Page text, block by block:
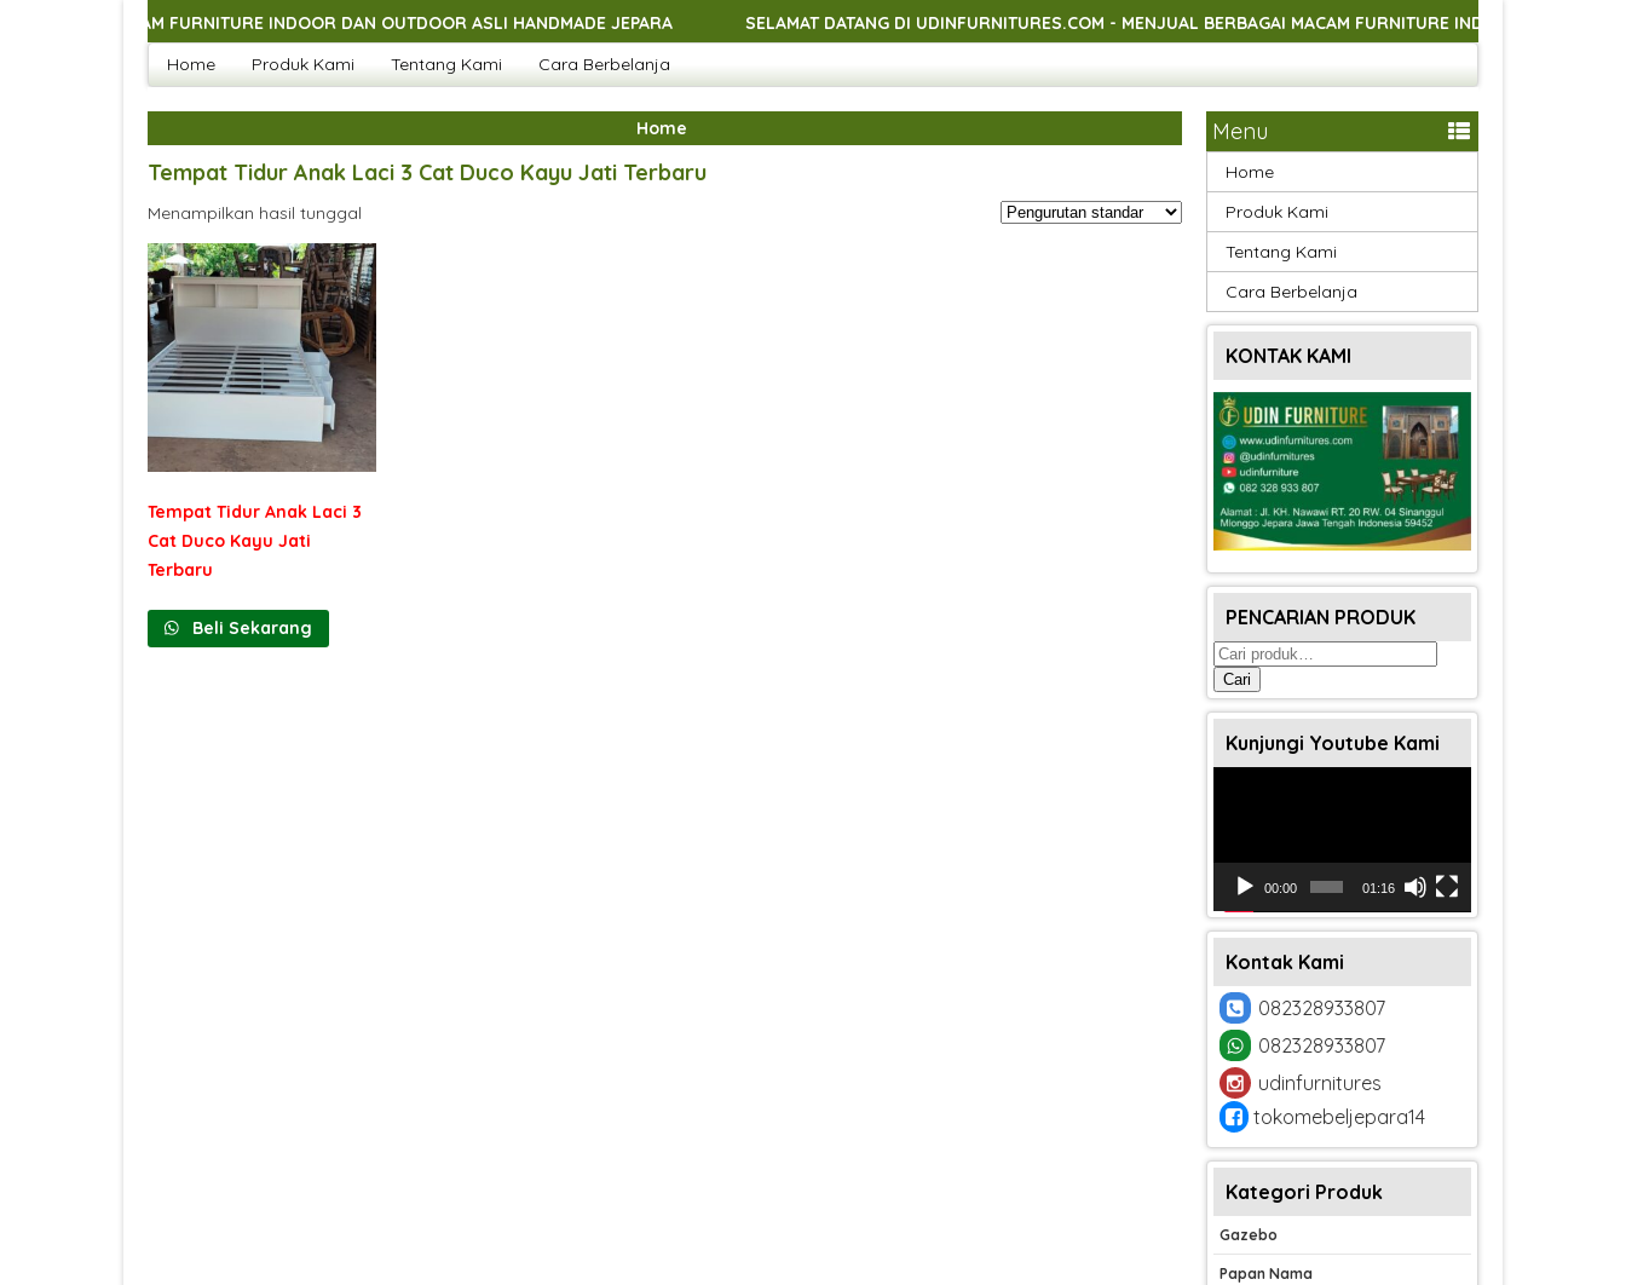
MACAM FURNITURE INDOOR DAN OUTDOOR ASLI HANDMADE JEPARA SELAMAT DATANG DI UDINFURNITURES.COM - MENJUAL BERBAGAI MACAM FURNITURE INDOOR DAN OUTDOOR ASLI
MACAM FURNITURE INDOOR DAN OUTDOOR ASLI HANDMADE JEPARA SELAMAT DATANG DI UDINFURNITURES.COM - MENJUAL BERBAGAI MACAM FURNITURE INDOOR DAN OUTDOOR ASLI
MACAM FURNITURE INDOOR DAN OUTDOOR ASLI HANDMADE JEPARA SELAMAT DATANG DI UDINFURNITURES.COM - MENJUAL BERBAGAI MACAM FURNITURE INDOOR DAN OUTDOOR ASLI
MACAM FURNITURE INDOOR DAN OUTDOOR ASLI HANDMADE JEPARA
Home Produk Kami Tentang Kami Cara Berbelanja
Home
Tempat Tidur Anak Laci 3 Cat Duco Kayu Jati Terbaru
Menampilkan hasil tunggal
Tempat Tidur Anak Laci 3
Cat Duco Kayu Jati
Terbaru
Beli Sekarang
Menu
Home
Produk Kami
Tentang Kami
Cara Berbelanja
KONTAK KAMI
PENCARIAN PRODUK
Pencarian
untuk:
Cari
Kunjungi Youtube Kami
00:00 01:16
Kontak Kami
082328933807
082328933807
udinfurnitures
tokomebeljepara14
Kategori Produk
Gazebo
Papan Nama